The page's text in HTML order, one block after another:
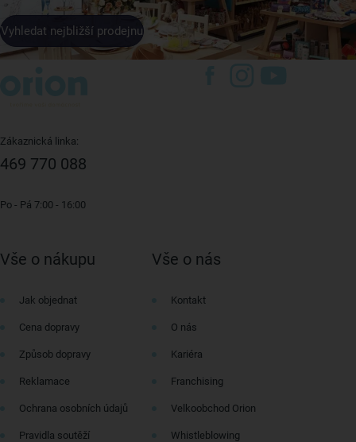
Vyhledat nejbližší prodejnu
Zákaznická linka:
469 770 088
Po - Pá 7:00 - 16:00
Vše o nákupu
Jak objednat
Cena dopravy
Způsob dopravy
Reklamace
Ochrana osobních údajů
Pravidla soutěží
Vše o nás
Kontakt
O nás
Kariéra
Franchising
Velkoobchod Orion
Whistleblowing